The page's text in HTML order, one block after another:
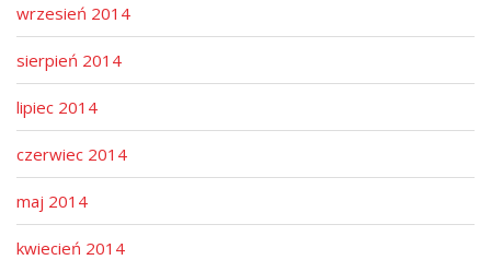
wrzesień 2014
sierpień 2014
lipiec 2014
czerwiec 2014
maj 2014
kwiecień 2014